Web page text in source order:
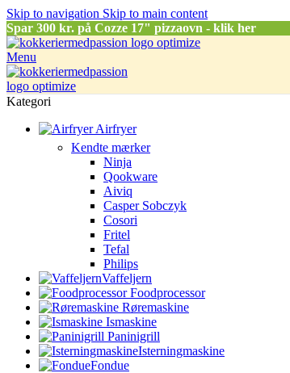
Skip to navigation Skip to main content
Spar 300 kr. på Cozze 17" pizzaovn - klik her
Menu
Kategori
Airfryer
Kendte mærker
Ninja
Qookware
Aiviq
Casper Sobczyk
Cosori
Fritel
Tefal
Philips
Vaffeljern
Foodprocessor
Røremaskine
Ismaskine
Paninigrill
Isterningmaskine
Fondue